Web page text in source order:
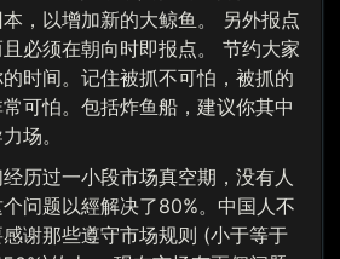
，以增加新的大鲸鱼。 另外报点
必须在朝向时即报点。 节约大家
时间。记住被抓不可怕，被抓的
可怕。包括炸鱼船，建议你其中
场。
历过一小段市场真空期，没有人
问题以經解决了80%。中国人不
谢那些遵守市场规则 (小于等于